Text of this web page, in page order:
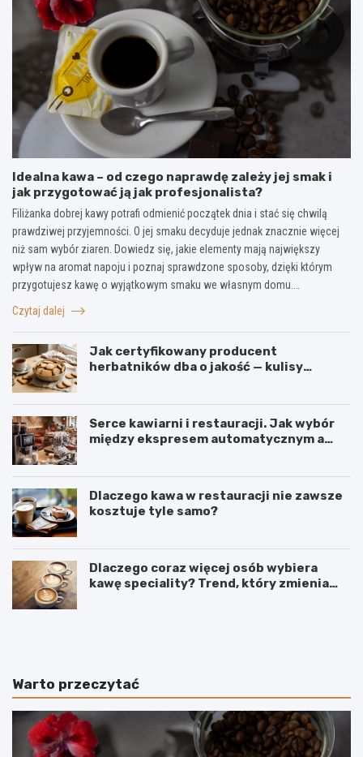
Idealna kawa – od czego naprawdę zależy jej smak i
jak przygotować ją jak profesjonalista?
Filiżanka dobrej kawy potrafi odmienić początek dnia i stać się chwilą
prawdziwej przyjemności. O jej smaku decyduje jednak znacznie więcej
niż sam wybór ziaren. Dowiedz się, jakie elementy mają największy
wpływ na aromat napoju i poznaj sprawdzone sposoby, dzięki którym
przygotujesz kawę o wyjątkowym smaku we własnym domu.…
Czytaj dalej
Jak certyfikowany producent
herbatników dba o jakość — kulisy
Serce kawiarni i restauracji. Jak wybór
między ekspresem automatycznym a
Dlaczego kawa w restauracji nie zawsze
kosztuje tyle samo?
Dlaczego coraz więcej osób wybiera
kawę speciality? Trend, który zmienia
C
a
w
y
O
y
p
o
Warto przeczytać